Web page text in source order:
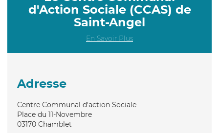
d'Action Sociale (CCAS) de
Saint-Angel
En Savoir Plus
Adresse
Centre Communal d'action Sociale
Place du 11-Novembre
03170 Chamblet